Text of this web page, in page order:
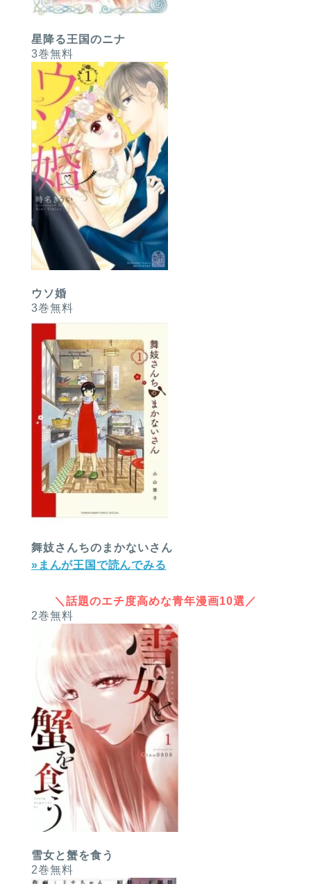
星降る王国のニナ
3巻無料
ウソ婚
3巻無料
舞妓さんちのまかないさん
»まんが王国で読んでみる
＼話題のエチ度高めな青年漫画10選／
2巻無料
雪女と蟹を食う
2巻無料